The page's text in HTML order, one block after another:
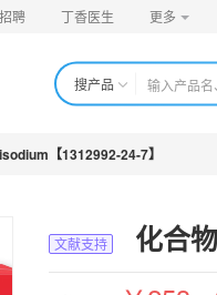
聘 丁香医生 更多
搜产品
【1312992-24-7】
文献支持 化合